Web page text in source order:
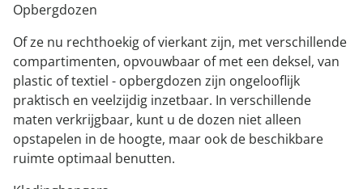
Opbergdozen
Of ze nu rechthoekig of vierkant zijn, met verschillende
compartimenten, opvouwbaar of met een deksel, van
plastic of textiel - opbergdozen zijn ongelooflijk
praktisch en veelzijdig inzetbaar. In verschillende
maten verkrijgbaar, kunt u de dozen niet alleen
opstapelen in de hoogte, maar ook de beschikbare
ruimte optimaal benutten.